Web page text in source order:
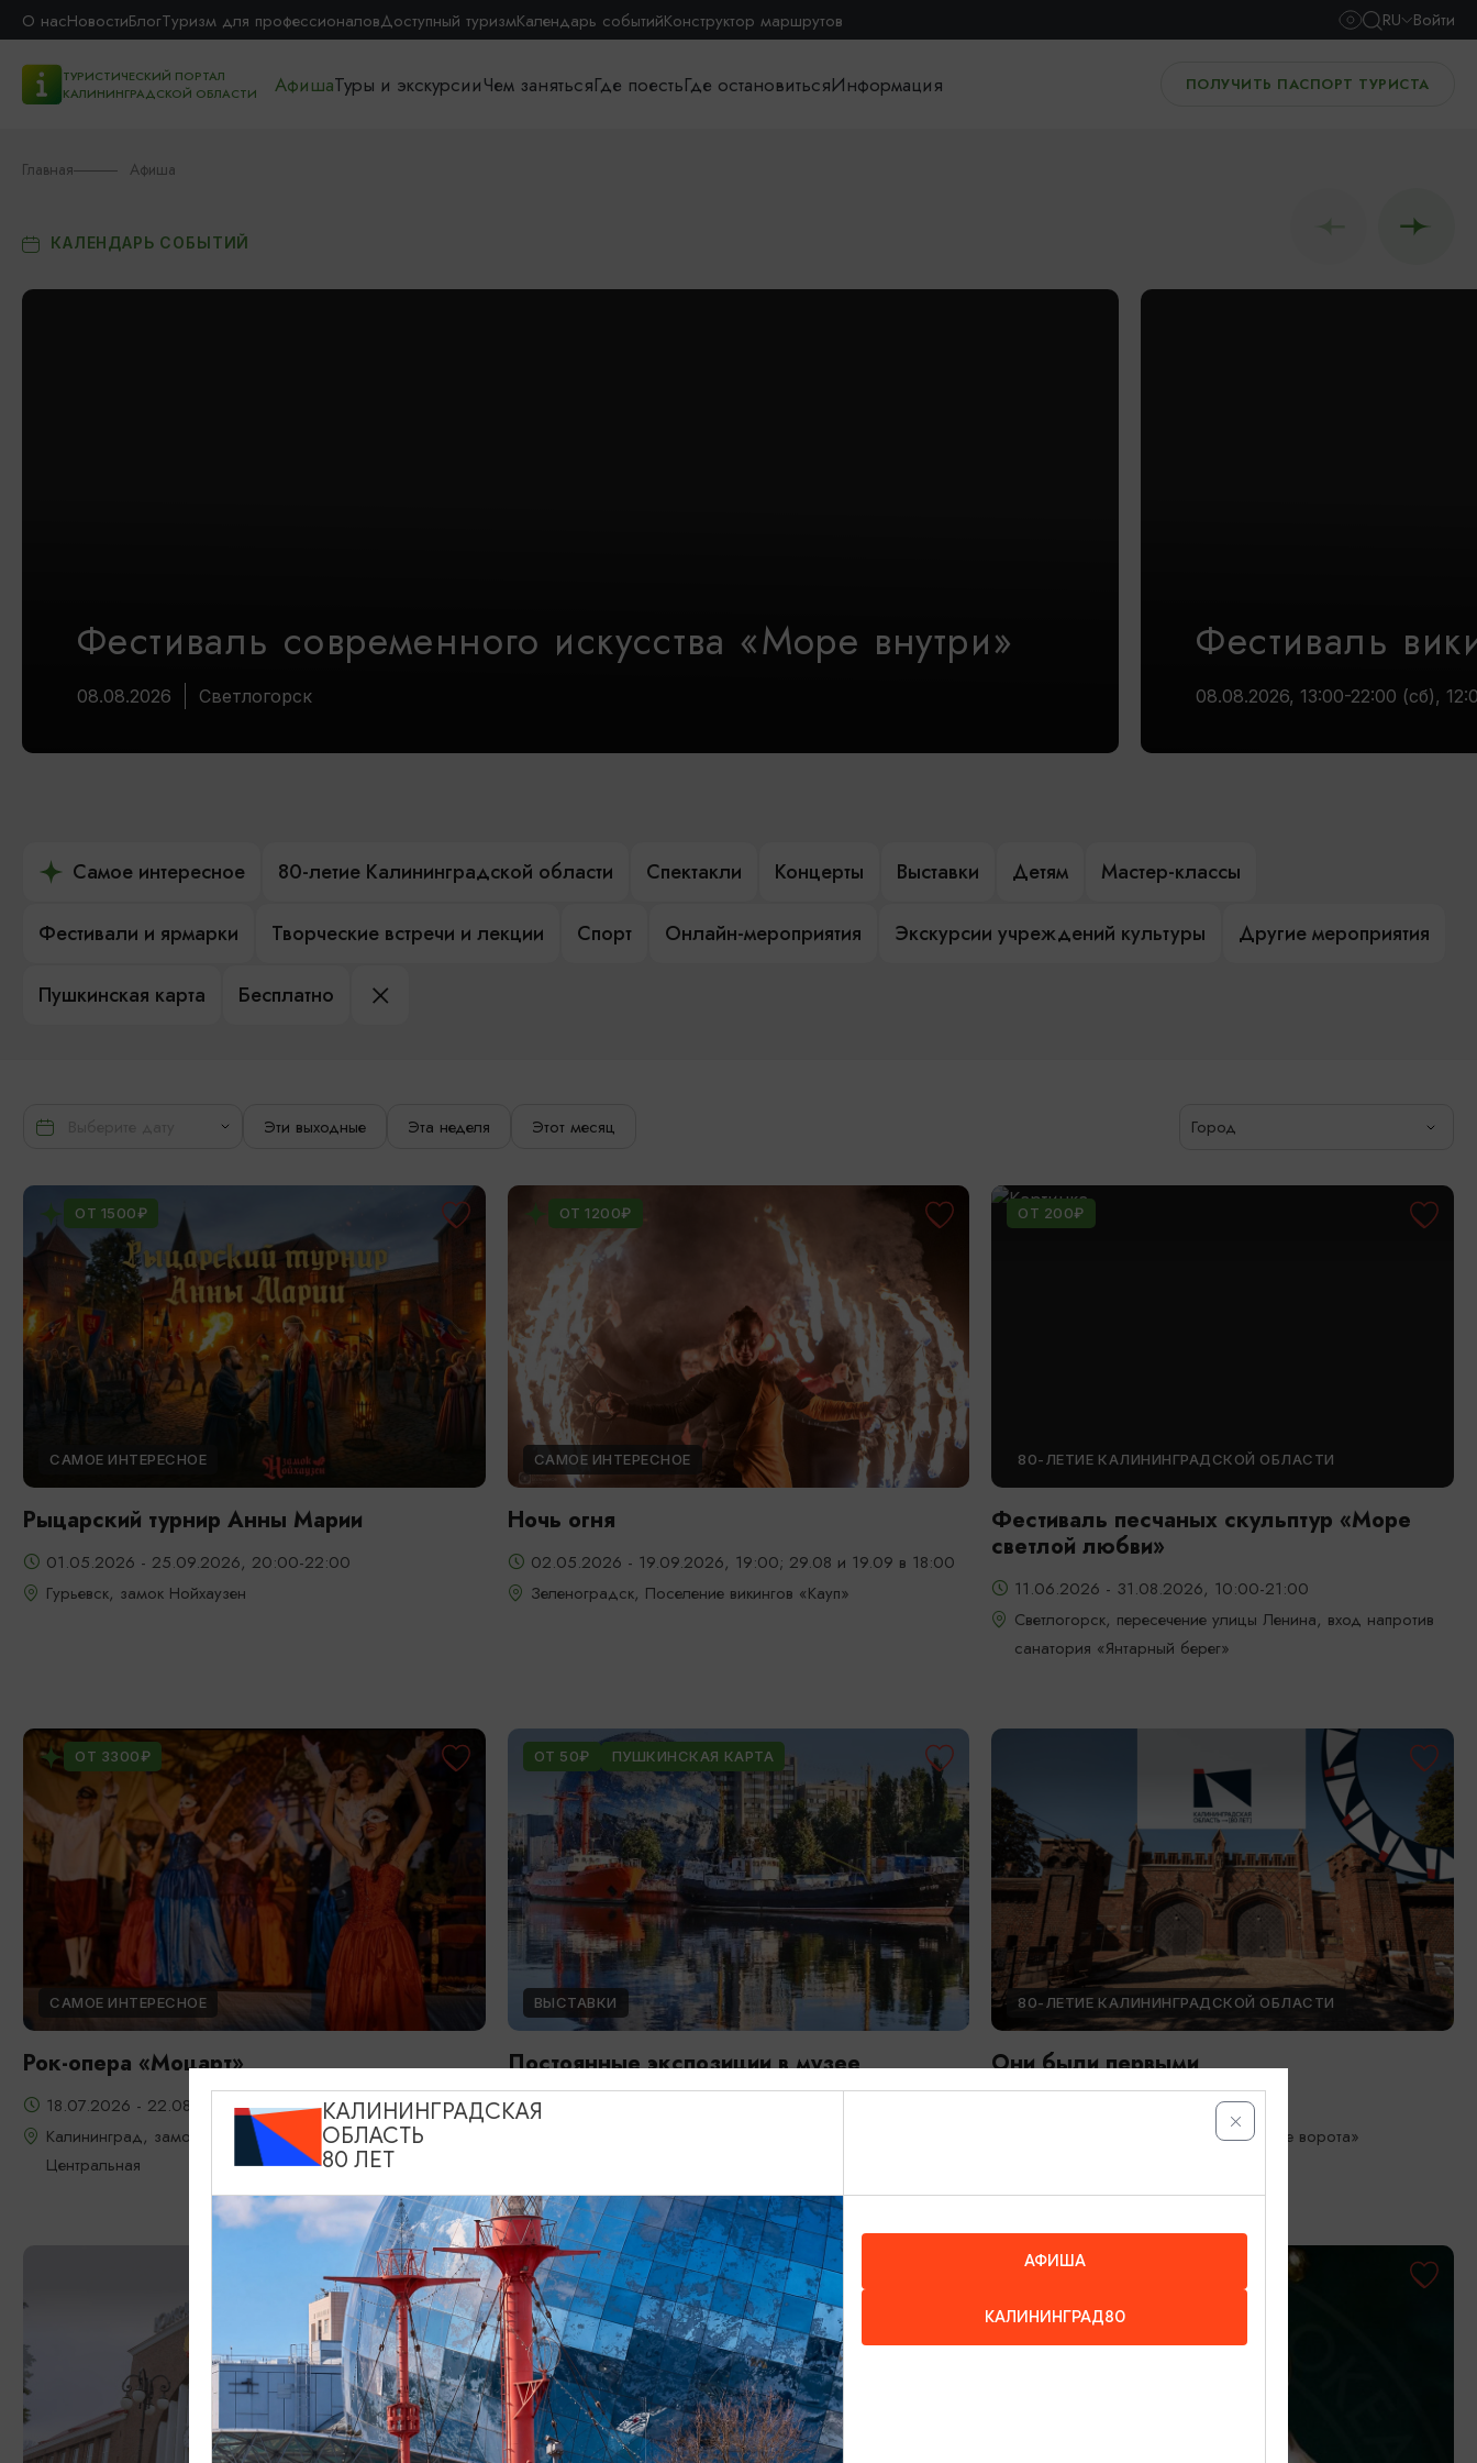
О насНовостиБлогТуризм для профессионаловДоступный туризмКалендарь событийКонструктор маршрутов RU Войти
ТУРИСТИЧЕСКИЙ ПОРТАЛ
КАЛИНИНГРАДСКОЙ ОБЛАСТИ
АфишаТуры и экскурсииЧем занятьсяГде поестьГде остановитьсяИнформация ПОЛУЧИТЬ ПАСПОРТ ТУРИСТА
Главная Афиша
КАЛЕНДАРЬ СОБЫТИЙ
Фестиваль современного искусства «Море внутри»
08.08.2026 Светлогорск
Фестиваль
08.08.2026, 13:00-22:00 (сб),
Самое интересное 80-летие Калининградской области Спектакли Концерты Выставки Детям Мастер-классы
Фестивали и ярмарки Творческие встречи и лекции Спорт Онлайн-мероприятия Экскурсии учреждений культуры Другие мероприятия
Пушкинская карта Бесплатно
Эти выходные Эта неделя Этот месяц Город
ОТ 1500₽
САМОЕ ИНТЕРЕСНОЕ
Рыцарский турнир Анны Марии
01.05.2026 - 25.09.2026, 20:00-22:00
Гурьевск, замок Нойхаузен
ОТ 1200₽
САМОЕ ИНТЕРЕСНОЕ
Ночь огня
02.05.2026 - 19.09.2026, 19:00; 29.08 и 19.09 в 18:00
Зеленоградск, Поселение викингов «Кауп»
ОТ 200₽
80-ЛЕТИЕ КАЛИНИНГРАДСКОЙ ОБЛАСТИ
Фестиваль песчаных скульптур «Море
светлой любви»
11.06.2026 - 31.08.2026, 10:00-21:00
Светлогорск, пересечение улицы Ленина, вход напротив
санатория «Янтарный берег»
ОТ 3300₽
САМОЕ ИНТЕРЕСНОЕ
Рок-опера «Моцарт»
18.07.2026 - 22.08.2026, 18:00, 7.08 и 22.08 в 17:00
Калининград, замок Шаакен, пос. Некрасово, ул.
Центральная
ОТ 50₽ ПУШКИНСКАЯ КАРТА
ВЫСТАВКИ
Постоянные экспозиции в музее
Мирового океана
80-ЛЕТИЕ КАЛИНИНГРАДСКОЙ ОБЛАСТИ
Они были первыми
Калининград, Музей «Фридландские ворота»
КАЛИНИНГРАДСКАЯ
ОБЛАСТЬ
80 ЛЕТ
АФИША
КАЛИНИНГРАД80